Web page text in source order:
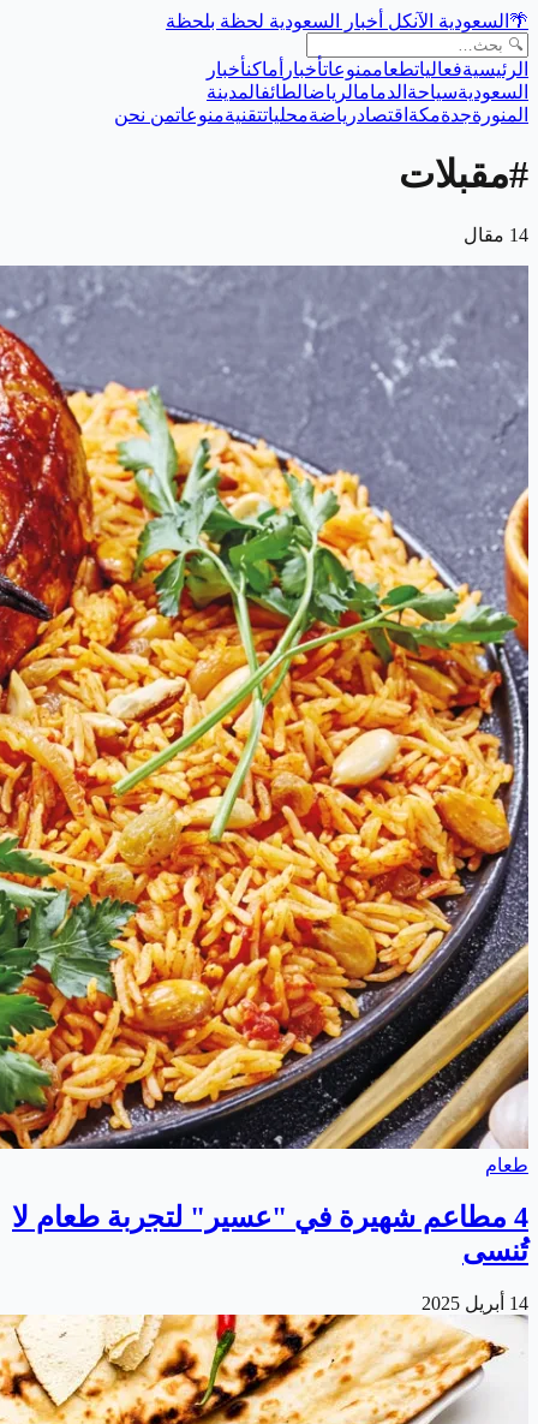
🌴 السعودية الآنكل أخبار السعودية لحظة بلحظة
الرئيسيةفعالياتطعاممنوعاتأخبار أماكنأخبار
السعوديةسياحة الدمامالرياضالطائفالمدينة
المنورةجدةمكة اقتصادرياضةمحلياتتقنيةمنوعاتمن نحن
#مقبلات
14 مقال
طعام
4 مطاعم شهيرة في "عسير" لتجربة طعام لا
تُنسى
14 أبريل 2025